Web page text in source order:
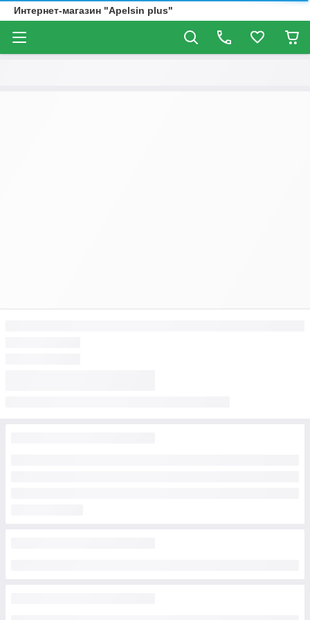
Интернет-магазин "Apelsin plus"